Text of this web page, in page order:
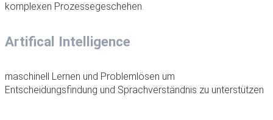
komplexen Prozessegeschehen.
Artifical Intelligence
maschinell Lernen und Problemlösen um
Entscheidungsfindung und Sprachverständnis zu unterstützen